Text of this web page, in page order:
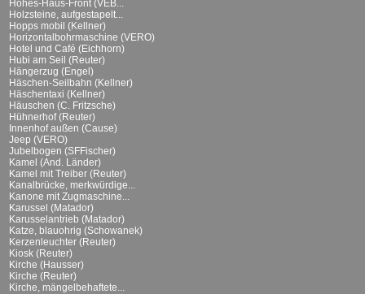
Hohes-Haus-Front (VEB...
Holzsteine, aufgestapelt...
Hopps mobil (Kellner)
Horizontalbohrmaschine (VERO)
Hotel und Café (Eichhorn)
Hubi am Seil (Reuter)
Hängerzug (Engel)
Häschen-Seilbahn (Kellner)
Häschentaxi (Kellner)
Häuschen (C. Fritzsche)
Hühnerhof (Reuter)
Innenhof außen (Cause)
Jeep (VERO)
Jubelbogen (SFFischer)
Kamel (And. Länder)
Kamel mit Treiber (Reuter)
Kanalbrücke, merkwürdige...
Kanone mit Zugmaschine...
Karussel (Matador)
Karusselantrieb (Matador)
Katze, blauohrig (Schowanek)
Kerzenleuchter (Reuter)
Kiosk (Reuter)
Kirche (Hausser)
Kirche (Reuter)
Kirche, mängelbehaftete...